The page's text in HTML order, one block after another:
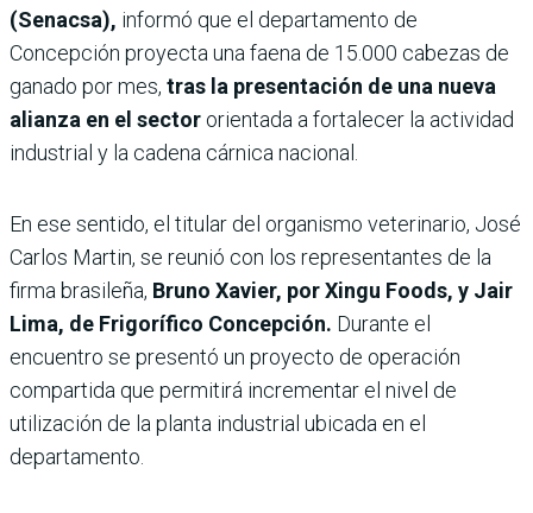
(Senacsa), informó que el departamento de
Concepción proyecta una faena de 15.000 cabezas de
ganado por mes, tras la presentación de una nueva
alianza en el sector orientada a fortalecer la actividad
industrial y la cadena cárnica nacional.
En ese sentido, el titular del organismo veterinario, José
Carlos Martin, se reunió con los representantes de la
firma brasileña, Bruno Xavier, por Xingu Foods, y Jair
Lima, de Frigorífico Concepción. Durante el
encuentro se presentó un proyecto de operación
compartida que permitirá incrementar el nivel de
utilización de la planta industrial ubicada en el
departamento.